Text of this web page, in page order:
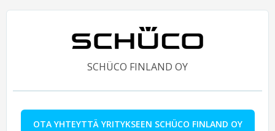
SCHÜCO FINLAND OY
OTA YHTEYTTÄ YRITYKSEEN SCHÜCO FINLAND OY